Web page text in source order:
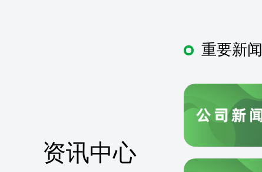
资讯中心
重要新闻